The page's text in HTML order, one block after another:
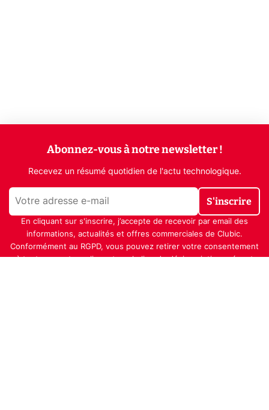
Abonnez-vous à notre newsletter !
Recevez un résumé quotidien de l'actu technologique.
S'inscrire
En cliquant sur s'inscrire, j’accepte de recevoir par email des
informations, actualités et offres commerciales de Clubic.
Conformément au RGPD, vous pouvez retirer votre consentement
à tout moment en cliquant sur le lien de désinscription présent